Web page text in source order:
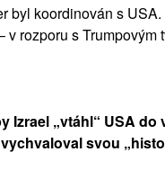
byl koordinován s
v rozporu s
Izrael „vtáhl“ USA do
svou